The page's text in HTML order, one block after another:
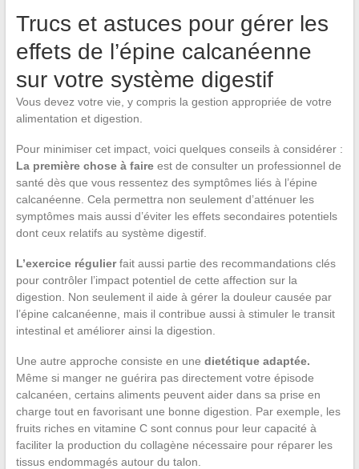
Trucs et astuces pour gérer les
effets de l’épine calcanéenne
sur votre système digestif
Vous devez votre vie, y compris la gestion appropriée de votre
alimentation et digestion.
Pour minimiser cet impact, voici quelques conseils à considérer :
La première chose à faireest de consulter un professionnel de
santé dès que vous ressentez des symptômes liés à l’épine
calcanéenne. Cela permettra non seulement d’atténuer les
symptômes mais aussi d’éviter les effets secondaires potentiels
dont ceux relatifs au système digestif.
L’exercice régulierfait aussi partie des recommandations clés
pour contrôler l’impact potentiel de cette affection sur la
digestion. Non seulement il aide à gérer la douleur causée par
l’épine calcanéenne, mais il contribue aussi à stimuler le transit
intestinal et améliorer ainsi la digestion.
Une autre approche consiste en une dietétique adaptée.
Même si manger ne guérira pas directement votre épisode
calcanéen, certains aliments peuvent aider dans sa prise en
charge tout en favorisant une bonne digestion. Par exemple, les
fruits riches en vitamine C sont connus pour leur capacité à
faciliter la production du collagène nécessaire pour réparer les
tissus endommagés autour du talon.